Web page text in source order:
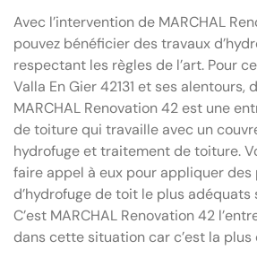
Avec l’intervention de MARCHAL
pouvez bénéficier des travaux
respectant les règles de l’art. Pour
Valla En Gier 42131 et ses alentours,
MARCHAL Renovation 42 est une
de toiture qui travaille avec un
hydrofuge et traitement de toiture.
faire appel à eux pour appliquer
d’hydrofuge de toit le plus adéquats
C’est MARCHAL Renovation 42
dans cette situation car c’est la plus